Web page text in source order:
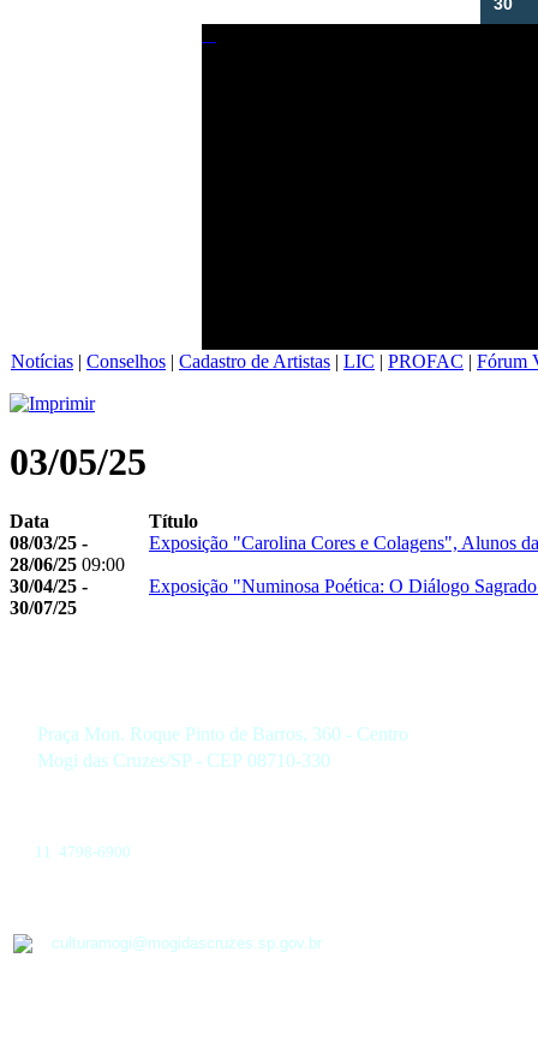
Notícias | Conselhos | Cadastro de Artistas | LIC | PROFAC | Fórum
03/05/25
Data
Título
08/03/25 -
28/06/25 09:00
Exposição "Carolina Cores e Colagens", Alunos
30/04/25 -
30/07/25
Exposição "Numinosa Poética: O Diálogo
Praça Mon. Roque Pinto de Barros, 360 - Centro
Mogi das Cruzes/SP - CEP 08710-330
11 4798-6900
culturamogi@mogidascruzes.sp.gov.br